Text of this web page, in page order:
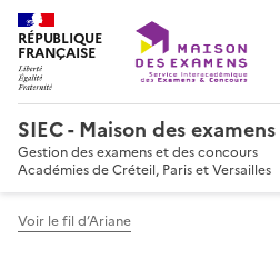
RÉPUBLIQUE
FRANÇAISE
SIEC - Maison des examens
Gestion des examens et des concours
Académies de Créteil, Paris et Versailles
Voir le fil d’Ariane